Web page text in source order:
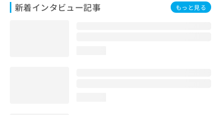
新着インタビュー記事 もっと見る